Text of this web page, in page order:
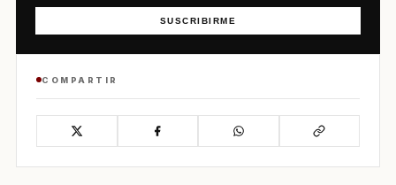
SUSCRIBIRME
COMPARTIR